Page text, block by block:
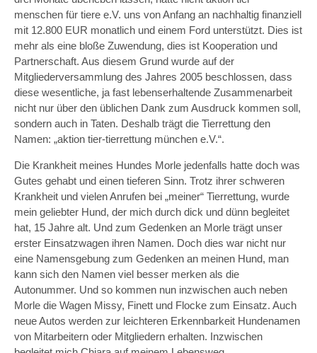
menschen für tiere e.V. uns von Anfang an nachhaltig finanziell
mit 12.800 EUR monatlich und einem Ford unterstützt. Dies ist
mehr als eine bloße Zuwendung, dies ist Kooperation und
Partnerschaft. Aus diesem Grund wurde auf der
Mitgliederversammlung des Jahres 2005 beschlossen, dass
diese wesentliche, ja fast lebenserhaltende Zusammenarbeit
nicht nur über den üblichen Dank zum Ausdruck kommen soll,
sondern auch in Taten. Deshalb trägt die Tierrettung den
Namen: „aktion tier-tierrettung münchen e.V.“.
Die Krankheit meines Hundes Morle jedenfalls hatte doch was
Gutes gehabt und einen tieferen Sinn. Trotz ihrer schweren
Krankheit und vielen Anrufen bei „meiner“ Tierrettung, wurde
mein geliebter Hund, der mich durch dick und dünn begleitet
hat, 15 Jahre alt. Und zum Gedenken an Morle trägt unser
erster Einsatzwagen ihren Namen. Doch dies war nicht nur
eine Namensgebung zum Gedenken an meinen Hund, man
kann sich den Namen viel besser merken als die
Autonummer. Und so kommen nun inzwischen auch neben
Morle die Wagen Missy, Finett und Flocke zum Einsatz. Auch
neue Autos werden zur leichteren Erkennbarkeit Hundenamen
von Mitarbeitern oder Mitgliedern erhalten. Inzwischen